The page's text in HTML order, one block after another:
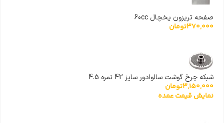
صفحه تریزون یخچال 60cc
370,000تومان
شبکه چرخ گوشت سالوادور سایز 42 نمره 4.5
3,150,000تومان
نمایش قیمت عمده